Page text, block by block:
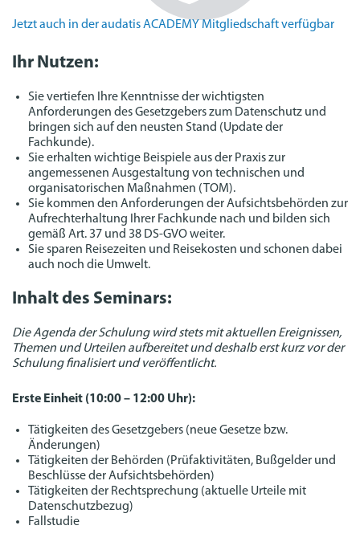
Jetzt auch in der audatis ACADEMY Mitgliedschaft verfügbar
Ihr Nutzen:
Sie vertiefen Ihre Kenntnisse der wichtigsten
Anforderungen des Gesetzgebers zum Datenschutz und
bringen sich auf den neusten Stand (Update der
Fachkunde).
Sie erhalten wichtige Beispiele aus der Praxis zur
angemessenen Ausgestaltung von technischen und
organisatorischen Maßnahmen (TOM).
Sie kommen den Anforderungen der Aufsichtsbehörden zur
Aufrechterhaltung Ihrer Fachkunde nach und bilden sich
gemäß Art. 37 und 38 DS-GVO weiter.
Sie sparen Reisezeiten und Reisekosten und schonen dabei
auch noch die Umwelt.
Inhalt des Seminars:
Die Agenda der Schulung wird stets mit aktuellen Ereignissen,
Themen und Urteilen aufbereitet und deshalb erst kurz vor der
Schulung finalisiert und veröffentlicht.
Erste Einheit (10:00 – 12:00 Uhr):
Tätigkeiten des Gesetzgebers (neue Gesetze bzw.
Änderungen)
Tätigkeiten der Behörden (Prüfaktivitäten, Bußgelder und
Beschlüsse der Aufsichtsbehörden)
Tätigkeiten der Rechtsprechung (aktuelle Urteile mit
Datenschutzbezug)
Fallstudie